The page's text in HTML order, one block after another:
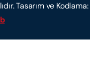
Tasarım ve Kodlama: